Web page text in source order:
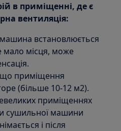
в приміщенні, де є
вентиляція:
встановлюється
мало місця, може
приміщення
(більше 10-12 м2).
приміщеннях
сушильної машини
і після